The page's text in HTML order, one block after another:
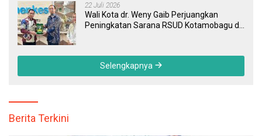
22 Juli 2026
Wali Kota dr. Weny Gaib Perjuangkan
Peningkatan Sarana RSUD Kotamobagu di
Selengkapnya
Berita Terkini